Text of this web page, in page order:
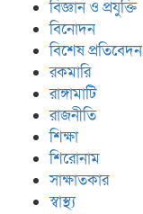
বিজ্ঞান ও প্রযুক্তি
বিনোদন
বিশেষ প্রতিবেদন
রকমারি
রাঙ্গামাটি
রাজনীতি
শিক্ষা
শিরোনাম
সাক্ষাতকার
স্বাস্থ্য